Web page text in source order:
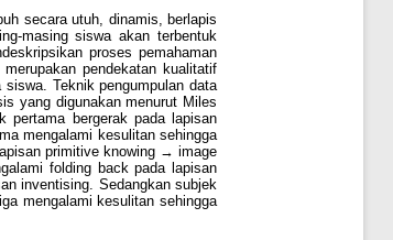
secara utuh, dinamis, berlapis
masing siswa akan terbentuk
proses pemahaman
pendekatan kualitatif
Teknik pengumpulan data
yang digunakan menurut Miles
pertama bergerak pada lapisan
mengalami kesulitan sehingga
primitive knowing → image
folding back pada lapisan
inventising. Sedangkan subjek
mengalami kesulitan sehingga